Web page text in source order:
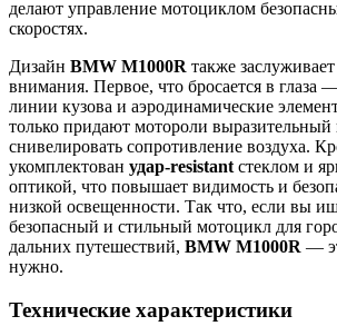
делают управление мотоциклом
скоростях.
Дизайн BMW M1000R также
внимания. Первое, что бросается в глаза
линии кузова и аэродинамические
только придают мотороли
снивелировать сопротивление воздуха.
укомплектован удар-resistant стеклом и
оптикой, что повышает видимость и
низкой освещенности. Так что, если вы
безопасный и стильный мотоцикл для
дальних путешествий, BMW M1000R —
нужно.
Технические характеристики